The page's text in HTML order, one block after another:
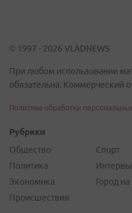
© 1997 - 2026 VLADNEWS
При любом использовании
обязательна. Коммерческий
Политика обработки
Рубрики
Общество
Политика
Экономика
Происшествия
Спорт
Город